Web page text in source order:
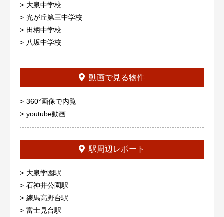
大泉中学校
光が丘第三中学校
田柄中学校
八坂中学校
動画で見る物件
360°画像で内覧
youtube動画
駅周辺レポート
大泉学園駅
石神井公園駅
練馬高野台駅
富士見台駅